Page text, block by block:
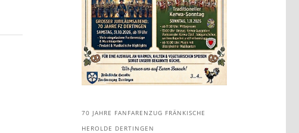
70 JAHRE FANFARENZUG FRÄNKISCHE
HEROLDE DERTINGEN